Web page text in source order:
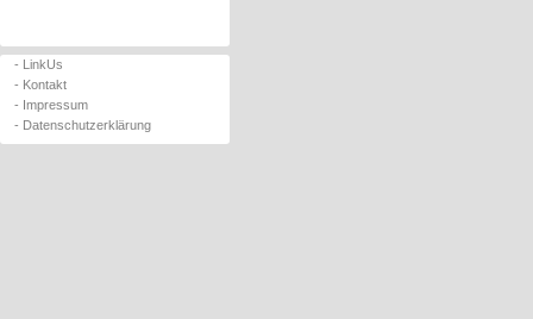
- LinkUs
- Kontakt
- Impressum
- Datenschutzerklärung